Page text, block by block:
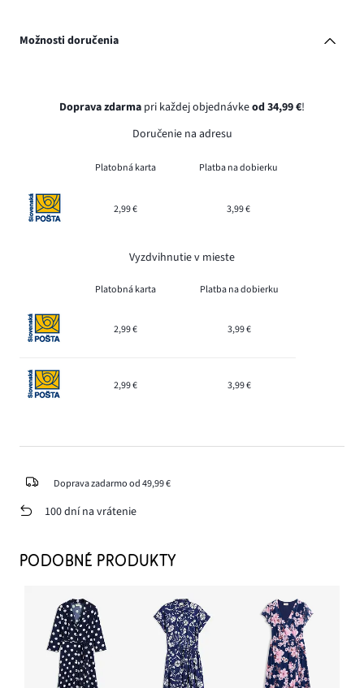
Možnosti doručenia
Doprava zdarma pri každej objednávkeod 34,99 €!
Doručenie na adresu
Platobná karta Platba na dobierku
2,99 € 3,99 €
Vyzdvihnutie v mieste
Platobná karta Platba na dobierku
2,99 € 3,99 €
2,99 € 3,99 €
Doprava zadarmo od 49,99 €
100 dní na vrátenie
PODOBNÉ PRODUKTY